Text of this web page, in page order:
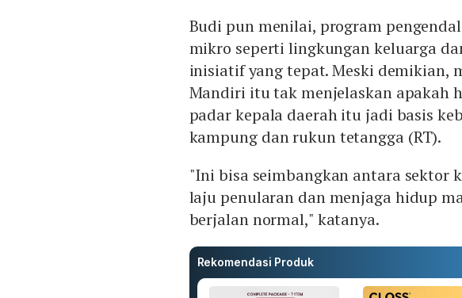
Budi pun menilai, program
mikro seperti lingkungan keluarga
inisiatif yang tepat. Meski demikian,
Mandiri itu tak menjelaskan apakah
padar kepala daerah itu jadi basis
kampung dan rukun tetangga (RT).
"Ini bisa seimbangkan antara sektor
laju penularan dan menjaga hidup
berjalan normal," katanya.
Rekomendasi Produk